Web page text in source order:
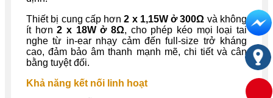
Thiết bị cung cấp hơn2 x 1,15W ở 300Ω và không
ít hơn2 x 18W ở 8Ω, cho phép kéo mọi loại tai
nghe từ in-ear nhạy cảm đến full-size trở kháng
cao, đảm bảo âm thanh mạnh mẽ, chi tiết và cân
bằng tuyệt đối.
Khả năng kết nối linh hoạt